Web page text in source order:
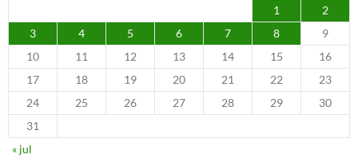
1
2
3
4 5 6 7 8
9
10
11 12 13 14 15
16
17
18 19 20 21 22
23
24
25 26 27 28 29
30
31
« jul